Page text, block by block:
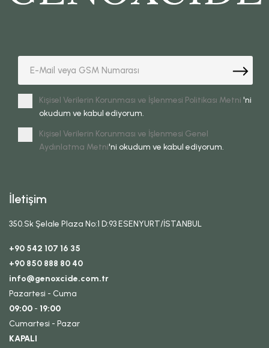
Kişisel Verilerin Korunması ve İşlenmesi Politikası Metni 'ni
okudum ve kabul ediyorum.
Kişisel Verilerin Korunması ve İşlenmesi Genel
Aydınlatma Metni'ni okudum ve kabul ediyorum.
İletişim
350.Sk Şelale Plaza No:1 D:93 ESENYURT/İSTANBUL
+90 542 107 16 35
+90 850 888 80 40
info@genoxcide.com.tr
Pazartesi - Cuma
09:00 - 19:00
Cumartesi - Pazar
KAPALI